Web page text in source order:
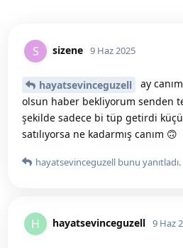
S sizene 9 Haz 2025
hayatsevinceguzell
ay
olsun haber bekliyorum senden
şekilde sadece bi tüp getirdi
satılıyorsa ne kadarmış canım 🙃
hayatsevinceguzell bunu yanıtladı.
H hayatsevinceguzell 9 Haz